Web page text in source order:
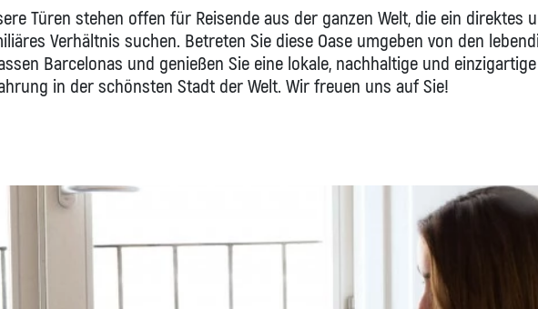
Türen stehen offen für Reisende aus der ganzen Welt, die ein direktes
Verhältnis suchen. Betreten Sie diese Oase umgeben von den
Barcelonas und genießen Sie eine lokale, nachhaltige und einzigartige
in der schönsten Stadt der Welt. Wir freuen uns auf Sie!
genießen. Nutze unser Angebot,
15 % Rabatt (kumulierbar bis zu
Alkoholfreier Begrüßungscocktail
Später Check-out je nach